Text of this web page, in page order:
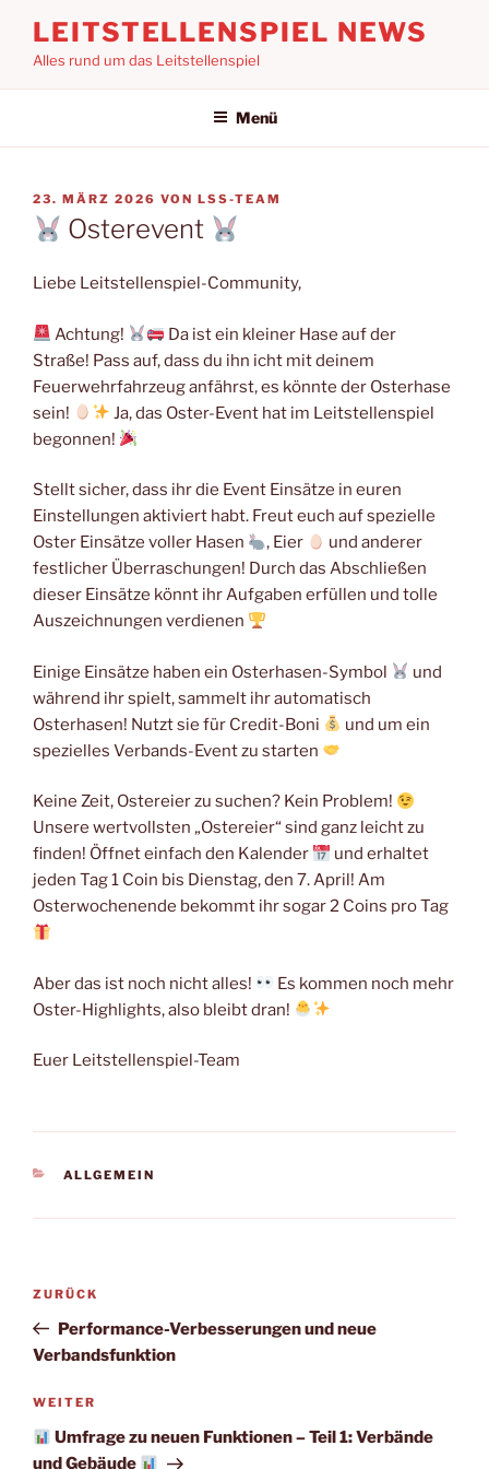
Inhalt
springen
LEITSTELLENSPIEL NEWS
Alles rund um das Leitstellenspiel
Menü
VERÖFFENTLICHT
AM
23. MÄRZ 2026 VON LSS-TEAM
Osterevent
Liebe Leitstellenspiel-Community,
Achtung!
Da ist ein kleiner Hase auf der
Straße! Pass auf, dass du ihn icht mit deinem
Feuerwehrfahrzeug anfährst, es könnte der Osterhase
sein!
Ja, das Oster-Event hat im Leitstellenspiel
begonnen!
Stellt sicher, dass ihr die Event Einsätze in euren
Einstellungen aktiviert habt. Freut euch auf spezielle
Oster Einsätze voller Hasen
, Eier
und anderer
festlicher Überraschungen! Durch das Abschließen
dieser Einsätze könnt ihr Aufgaben erfüllen und tolle
Auszeichnungen verdienen
Einige Einsätze haben ein Osterhasen-Symbol
und
während ihr spielt, sammelt ihr automatisch
Osterhasen! Nutzt sie für Credit-Boni
und um ein
spezielles Verbands-Event zu starten
Keine Zeit, Ostereier zu suchen? Kein Problem!
Unsere wertvollsten „Ostereier“ sind ganz leicht zu
finden! Öffnet einfach den Kalender
und erhaltet
jeden Tag 1 Coin bis Dienstag, den 7. April! Am
Osterwochenende bekommt ihr sogar 2 Coins pro Tag
Aber das ist noch nicht alles!
Es kommen noch mehr
Oster-Highlights, also bleibt dran!
Euer Leitstellenspiel-Team
KATEGORIEN
ALLGEMEIN
Beitragsnavigation
Vorheriger
Beitrag
ZURÜCK
Performance-Verbesserungen und neue
Verbandsfunktion
Nächster
Beitrag
WEITER
Umfrage zu neuen Funktionen – Teil 1: Verbände
und Gebäude